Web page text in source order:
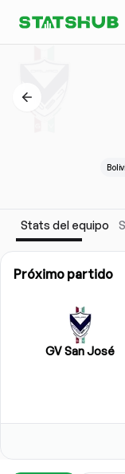
Stats del equipo
Próximo partido
GV San José